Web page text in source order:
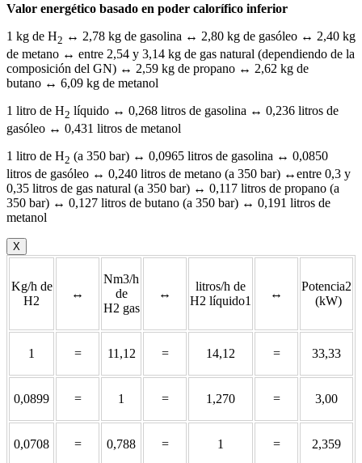
Valor energético basado en poder calorífico inferior
1 kg de H2 ↔ 2,78 kg de gasolina ↔ 2,80 kg de gasóleo ↔ 2,40 kg
de metano ↔ entre 2,54 y 3,14 kg de gas natural (dependiendo de la
composición del GN) ↔ 2,59 kg de propano ↔ 2,62 kg de
butano ↔ 6,09 kg de metanol
1 litro de H2 líquido ↔ 0,268 litros de gasolina ↔ 0,236 litros de
gasóleo ↔ 0,431 litros de metanol
1 litro de H2 (a 350 bar) ↔ 0,0965 litros de gasolina ↔ 0,0850
litros de gasóleo ↔ 0,240 litros de metano (a 350 bar) ↔entre 0,3 y
0,35 litros de gas natural (a 350 bar) ↔ 0,117 litros de propano (a
350 bar) ↔ 0,127 litros de butano (a 350 bar) ↔ 0,191 litros de
metanol
X
Kg/h de
H2
↔
Nm3/h
de
H2 gas
↔
litros/h de
H2 líquido1
↔
Potencia2
(kW)
1 = 11,12 = 14,12 = 33,33
0,0899 = 1 = 1,270 = 3,00
0,0708 = 0,788 = 1 = 2,359